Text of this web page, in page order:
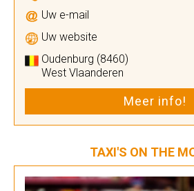
Uw e-mail
Uw website
Oudenburg (8460)
West Vlaanderen
Meer info!
TAXI'S ON THE